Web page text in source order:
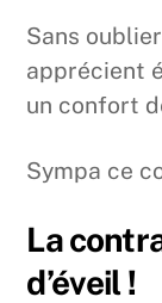
Sans
apprécient
un confort
Sympa ce
La
d’éveil !